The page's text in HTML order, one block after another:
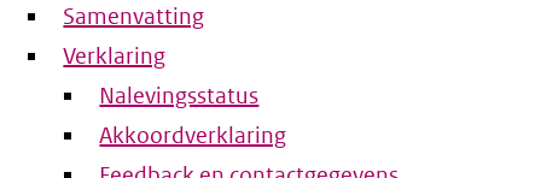
Samenvatting
Verklaring
Nalevingsstatus
Akkoordverklaring